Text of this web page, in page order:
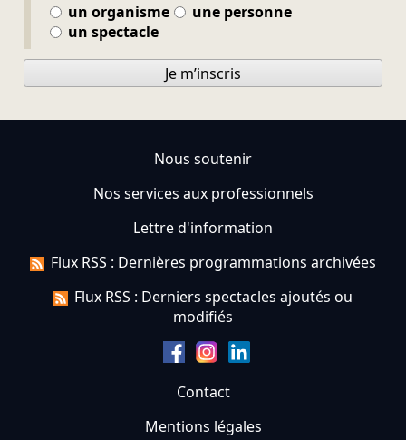
un organisme
une personne
un spectacle
Je m’inscris
Nous soutenir
Nos services aux professionnels
Lettre d'information
Flux RSS : Dernières programmations archivées
Flux RSS : Derniers spectacles ajoutés ou
modifiés
Contact
Mentions légales